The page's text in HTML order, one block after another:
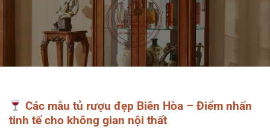
Các mẫu tủ rượu đẹp Biên Hòa – Điểm nhấn
tinh tế cho không gian nội thất